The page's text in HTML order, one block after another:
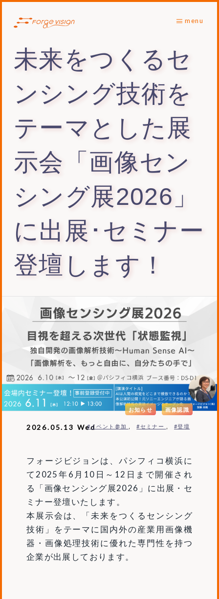
menu
未来をつくるセ
ンシング技術を
テーマとした展
示会「画像セン
シング展2026」
に出展･セミナー
登壇します！
2026.05.13 Wed#イベント参加 #セミナー #登壇
お知らせ 画像認識
フォージビジョンは、パシフィコ横浜に
て2025年6月10日～12日まで開催され
る「画像センシング展2026」に出展・セ
ミナー登壇いたします。
本展示会は、「未来をつくるセンシング
技術」をテーマに国内外の産業用画像機
器・画像処理技術に優れた専門性を持つ
企業が出展しております。